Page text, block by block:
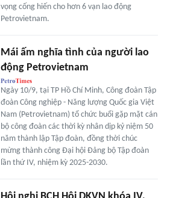
vọng cống hiến cho hơn 6 vạn lao động
Petrovietnam.
Mái ấm nghĩa tình của người lao
động Petrovietnam
Ngày 10/9, tại TP Hồ Chí Minh, Công đoàn Tập
đoàn Công nghiệp - Năng lượng Quốc gia Việt
Nam (Petrovietnam) tổ chức buổi gặp mặt cán
bộ công đoàn các thời kỳ nhân dịp kỷ niệm 50
năm thành lập Tập đoàn, đồng thời chúc
mừng thành công Đại hội Đảng bộ Tập đoàn
lần thứ IV, nhiệm kỳ 2025-2030.